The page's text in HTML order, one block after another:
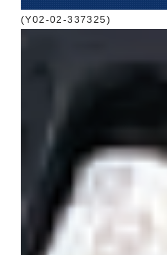
お問い合わせ
(Y02-02-337325)